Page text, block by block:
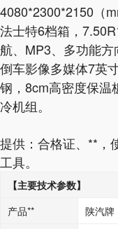
4080*2300*2150（
法士特6档箱，
航、MP3、多功能
倒车影像多媒体7英
钢，8cm高密度保温
冷机组。
提供：合格证、**，
工具。
【主要技术参数】
产品**
陕汽牌